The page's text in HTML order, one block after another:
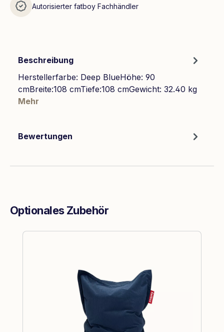
Autorisierter fatboy Fachhändler
Beschreibung
Herstellerfarbe: Deep BlueHöhe: 90
cmBreite:108 cmTiefe:108 cmGewicht: 32.40 kg
Mehr
Bewertungen
Optionales Zubehör
Produktgalerie überspringen